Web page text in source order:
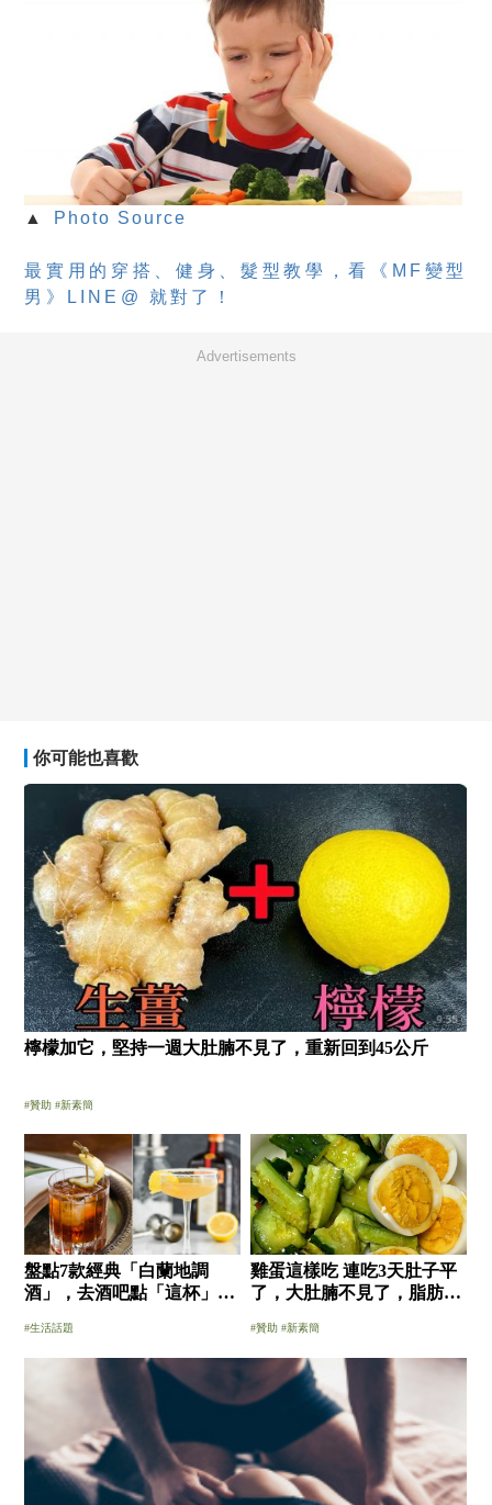
▲ Photo Source
最實用的穿搭、健身、髮型教學，看《MF變型
男》LINE@ 就對了！
Advertisements